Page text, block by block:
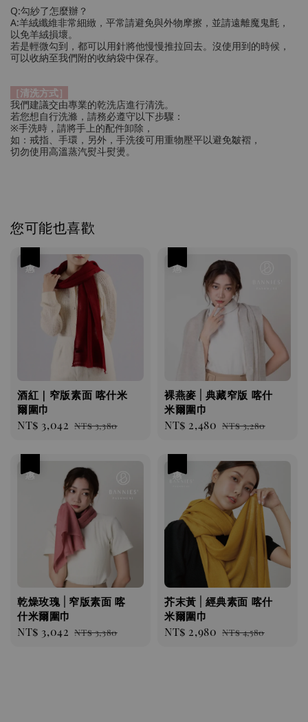
Q:勾紗了怎麼辦？
A:羊絨纖維非常細緻，平常請避免與外物摩擦，並請遠離魔鬼氈，
以免羊絨損壞。
若是輕微勾到，都可以用針將他慢慢推拉回去。沒使用到的時候，
可以收納至我們附的收納袋中保存。
［清洗方式］
我們建議交由專業的乾洗店進行清洗。
若您想自行洗滌，請務必遵守以下步驟：
※手洗時，請將手上的配件卸除，
如：戒指、手環，另外，手洗後可用重物壓平以避免皺褶，
切勿使用高溫蒸汽熨斗熨燙。
您可能也喜歡
酒紅｜窄版素面 喀什米
爾圍巾
Sale
NT$ 3,042 Regular
NT$ 3,380
裸燕麥 | 典藏窄版 喀什
米爾圍巾
Sale
NT$ 2,480 Regular
NT$ 3,280
乾燥玫瑰 | 窄版素面 喀
什米爾圍巾
Sale
NT$ 3,042 Regular
NT$ 3,380
芥末黃 | 經典素面 喀什
米爾圍巾
Sale
NT$ 2,980 Regular
NT$ 4,580